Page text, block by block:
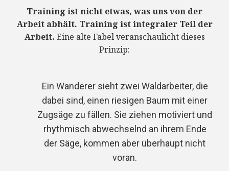
Training ist nicht etwas, was uns von der
Arbeit abhält. Training ist integraler Teil der
Arbeit. Eine alte Fabel veranschaulicht dieses
Prinzip:
Ein Wanderer sieht zwei Waldarbeiter, die
dabei sind, einen riesigen Baum mit einer
Zugsäge zu fällen. Sie ziehen motiviert und
rhythmisch abwechselnd an ihrem Ende
der Säge, kommen aber überhaupt nicht
voran.